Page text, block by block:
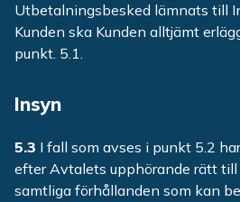
Utbetalningsbesked lämnats till
Kunden ska Kunden alltjämt
punkt. 5.1.
Insyn
5.3 I fall som avses i punkt 5.2
efter Avtalets upphörande rätt
samtliga förhållanden som kan